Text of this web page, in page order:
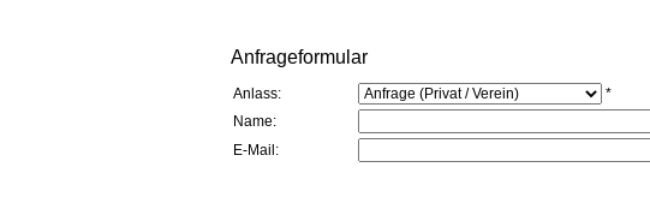
Anfrageformular
Anlass:
*
Name:
E-Mail: